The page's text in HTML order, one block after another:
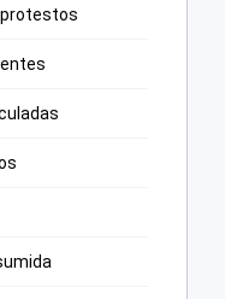
protestos